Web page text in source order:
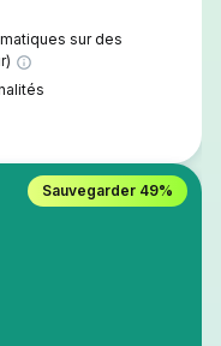
sur des
Sauvegarder 49%